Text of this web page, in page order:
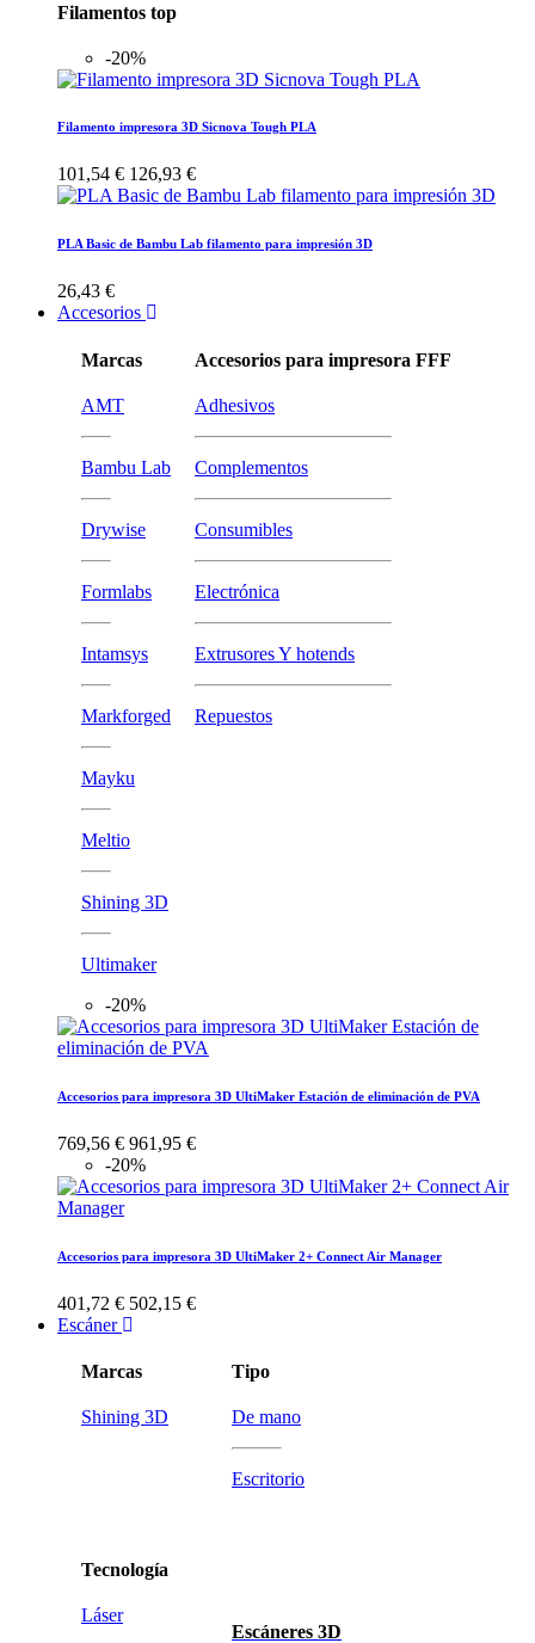
Filamentos top
-20%
Filamento impresora 3D Sicnova Tough PLA
101,54 € 126,93 €
PLA Basic de Bambu Lab filamento para impresión 3D
26,43 €
Accesorios
Marcas
AMT
Bambu Lab
Drywise
Formlabs
Intamsys
Markforged
Mayku
Meltio
Shining 3D
Ultimaker
Accesorios para impresora FFF
Adhesivos
Complementos
Consumibles
Electrónica
Extrusores Y hotends
Repuestos
-20%
Accesorios para impresora 3D UltiMaker Estación de eliminación de PVA
769,56 € 961,95 €
-20%
Accesorios para impresora 3D UltiMaker 2+ Connect Air Manager
401,72 € 502,15 €
Escáner
Marcas
Shining 3D
Tecnología
Láser
Tipo
De mano
Escritorio
Escáneres 3D